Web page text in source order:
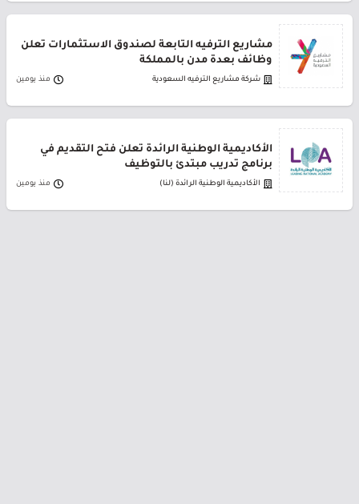
مشاريع الترفيه التابعة لصندوق الاستثمارات تعلن
وظائف بعدة مدن بالمملكة
شركة مشاريع الترفيه السعودية منذ يومين
الأكاديمية الوطنية الرائدة تعلن فتح التقديم في
برنامج تدريب مبتدئ بالتوظيف
الأكاديمية الوطنية الرائدة (لنا) منذ يومين